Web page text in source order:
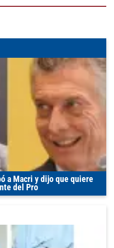
a Macri y dijo que quiere
del Pro